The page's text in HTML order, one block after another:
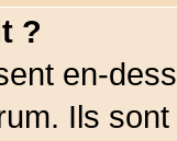
?
en-
Ils